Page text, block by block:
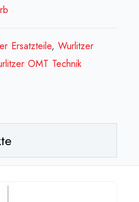
Ersatzteile,Wurlitzer
OMT Technik